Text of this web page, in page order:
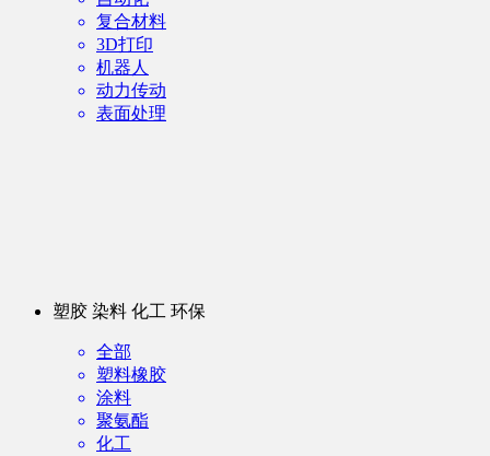
复合材料
3D打印
机器人
动力传动
表面处理
塑胶 染料 化工 环保
全部
塑料橡胶
涂料
聚氨酯
化工